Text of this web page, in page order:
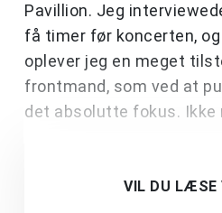
Pavillion. Jeg
få timer før koncerten,
oplever jeg en meget
frontmand, som ved at
det absolutte fokus. Ikke
VIL DU LÆSE